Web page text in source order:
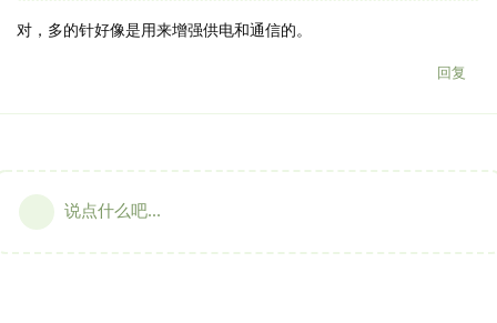
对，多的针好像是用来增强供电和通信的。
回复
说点什么吧...